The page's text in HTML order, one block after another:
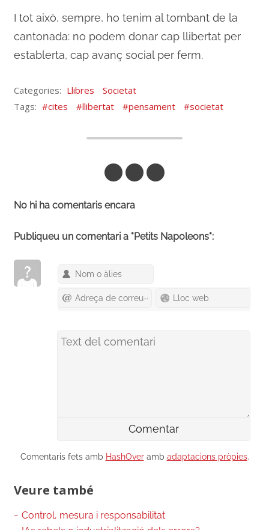
I tot això, sempre, ho tenim al tombant de la
cantonada: no podem donar cap llibertat per
establerta, cap avanç social per ferm.
Categories: Llibres
Societat
Tags:
cites llibertat pensament societat
No hi ha comentaris encara
Publiqueu un comentari a "Petits Napoleons":
Comentaris fets amb HashOveramb adaptacions pròpies.
Veure també
Control, mesura i responsabilitat